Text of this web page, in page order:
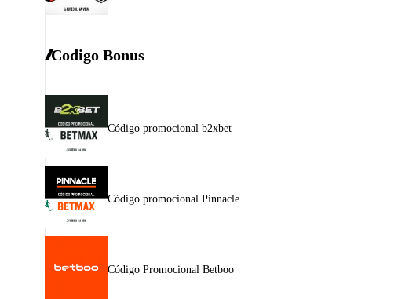
Codigo Bonus
Código promocional b2xbet
Código promocional Pinnacle
Código Promocional Betboo